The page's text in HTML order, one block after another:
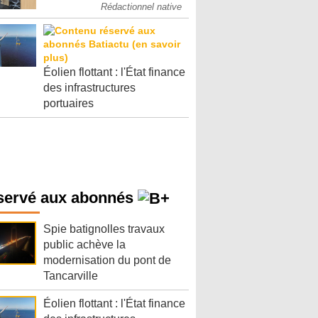
Rédactionnel native
Éolien flottant : l'État finance
des infrastructures
portuaires
aux abonnés
Spie batignolles travaux
public achève la
modernisation du pont de
Tancarville
Éolien flottant : l'État finance